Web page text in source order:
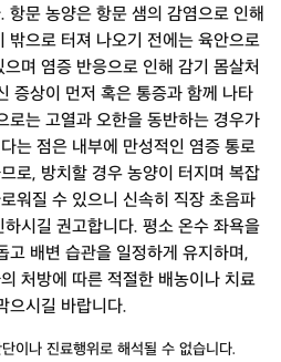
항문 농양은 항문 샘의 감염으로 인해
밖으로 터져 나오기 전에는 육안으로
며 염증 반응으로 인해 감기 몸살처
증상이 먼저 혹은 통증과 함께 나타
로는 고열과 오한을 동반하는 경우가
는 점은 내부에 만성적인 염증 통로
로, 방치할 경우 농양이 터지며 복잡
워질 수 있으니 신속히 직장 초음파
시길 권고합니다. 평소 온수 좌욕을
고 배변 습관을 일정하게 유지하며,
처방에 따른 적절한 배농이나 치료
으시길 바랍니다.
이나 진료행위로 해석될 수 없습니다.